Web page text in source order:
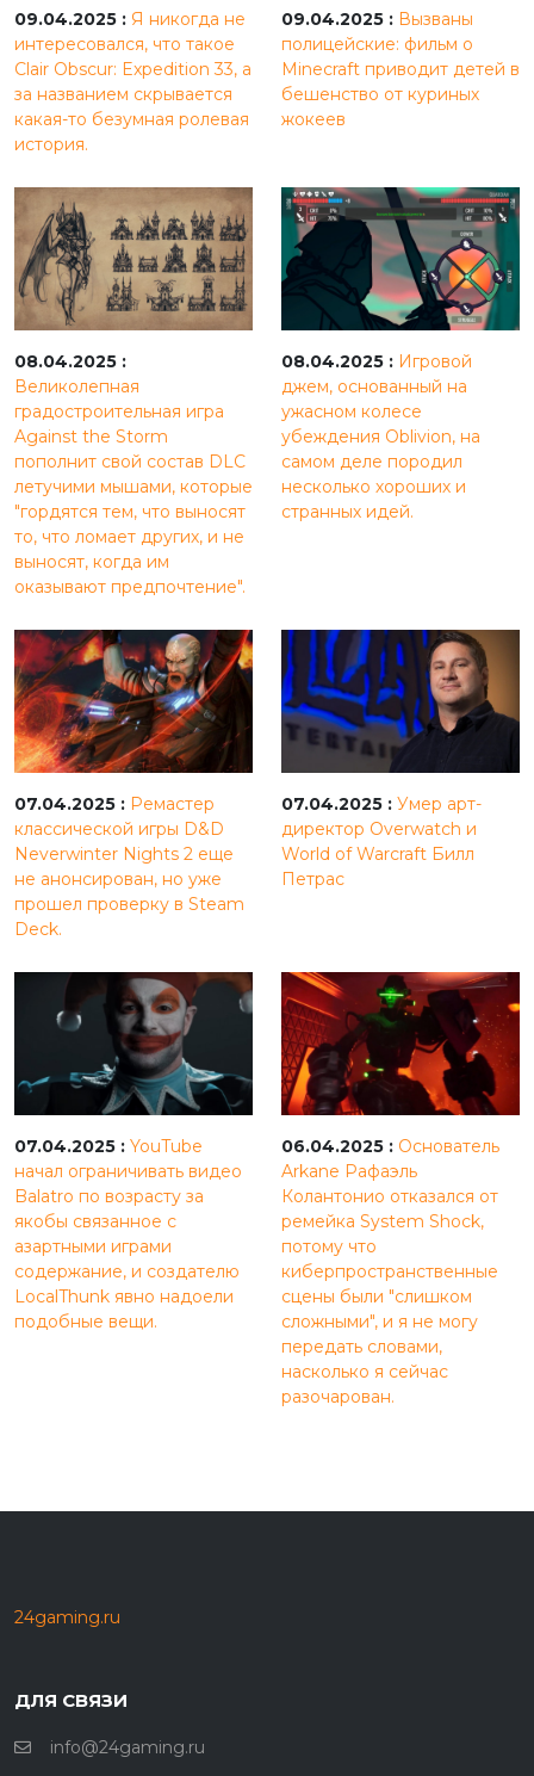
09.04.2025 : Я никогда не
интересовался, что такое
Clair Obscur: Expedition 33, а
за названием скрывается
какая-то безумная ролевая
история.
09.04.2025 : Вызваны
полицейские: фильм о
Minecraft приводит детей в
бешенство от куриных
жокеев
08.04.2025 :
Великолепная
градостроительная игра
Against the Storm
пополнит свой состав DLC
летучими мышами, которые
"гордятся тем, что выносят
то, что ломает других, и не
выносят, когда им
оказывают предпочтение".
08.04.2025 : Игровой
джем, основанный на
ужасном колесе
убеждения Oblivion, на
самом деле породил
несколько хороших и
странных идей.
07.04.2025 : Ремастер
классической игры D&D
Neverwinter Nights 2 еще
не анонсирован, но уже
прошел проверку в Steam
Deck.
07.04.2025 : Умер арт-
директор Overwatch и
World of Warcraft Билл
Петрас
07.04.2025 : YouTube
начал ограничивать видео
Balatro по возрасту за
якобы связанное с
азартными играми
содержание, и создателю
LocalThunk явно надоели
подобные вещи.
06.04.2025 : Основатель
Arkane Рафаэль
Колантонио отказался от
ремейка System Shock,
потому что
киберпространственные
сцены были "слишком
сложными", и я не могу
передать словами,
насколько я сейчас
разочарован.
24gaming.ru
ДЛЯ СВЯЗИ
info@24gaming.ru